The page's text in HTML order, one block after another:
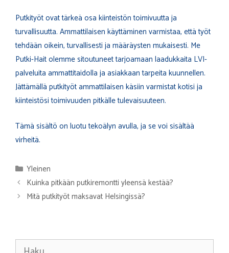
Putkityöt ovat tärkeä osa kiinteistön toimivuutta ja
turvallisuutta. Ammattilaisen käyttäminen varmistaa, että työt
tehdään oikein, turvallisesti ja määräysten mukaisesti. Me
Putki-Hait olemme sitoutuneet tarjoamaan laadukkaita LVI-
palveluita ammattitaidolla ja asiakkaan tarpeita kuunnellen.
Jättämällä putkityöt ammattilaisen käsiin varmistat kotisi ja
kiinteistösi toimivuuden pitkälle tulevaisuuteen.
Tämä sisältö on luotu tekoälyn avulla, ja se voi sisältää
virheitä.
Kategoriat
Yleinen
Kuinka pitkään putkiremontti yleensä kestää?
Mitä putkityöt maksavat Helsingissä?
Haku: